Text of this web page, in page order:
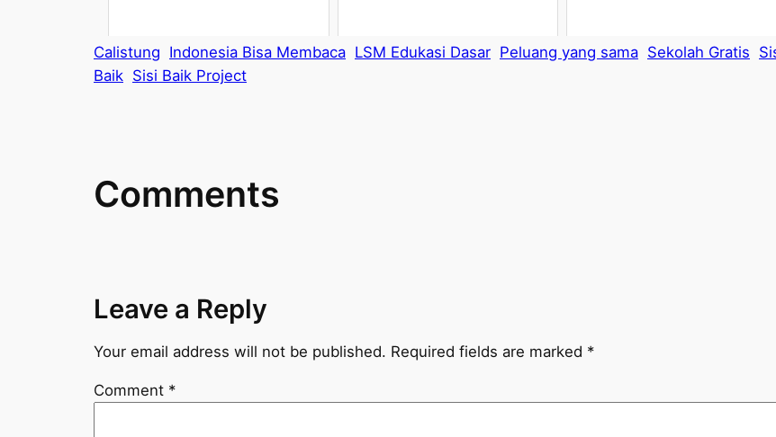
Calistung Indonesia Bisa Membaca LSM Edukasi Dasar Peluang yang sama Sekolah Gratis
Baik Sisi Baik Project
Comments
Leave a Reply
Your email address will not be published. Required fields are marked *
Comment *